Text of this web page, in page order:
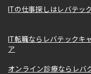
ITの仕事探しはレバテック
IT転職ならレバテックキ
ア
オンライン診療ならレバ